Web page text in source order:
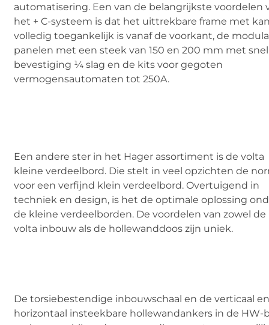
automatisering. Een van de belangrijkste voordelen
het + C-systeem is dat het uittrekbare frame met
volledig toegankelijk is vanaf de voorkant, de
panelen met een steek van 150 en 200 mm met
bevestiging ¼ slag en de kits voor gegoten
vermogensautomaten tot 250A.
Een andere ster in het Hager assortiment is de volta
kleine verdeelbord. Die stelt in veel opzichten de
voor een verfijnd klein verdeelbord. Overtuigend in
techniek en design, is het de optimale oplossing
de kleine verdeelborden. De voordelen van zowel de
volta inbouw als de hollewanddoos zijn uniek.
De torsiebestendige inbouwschaal en de verticaal
horizontaal insteekbare hollewandankers in de HW-